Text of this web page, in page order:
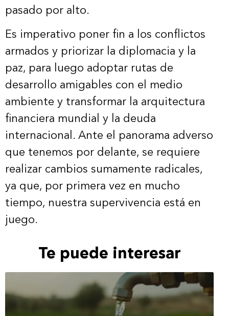
pasado por alto.
Es imperativo poner fin a los conflictos
armados y priorizar la diplomacia y la
paz, para luego adoptar rutas de
desarrollo amigables con el medio
ambiente y transformar la arquitectura
financiera mundial y la deuda
internacional. Ante el panorama adverso
que tenemos por delante, se requiere
realizar cambios sumamente radicales,
ya que, por primera vez en mucho
tiempo, nuestra supervivencia está en
juego.
Te puede interesar